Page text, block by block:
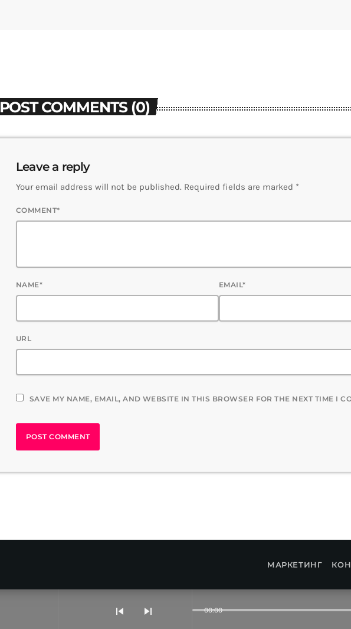
skip_previous skip_next 00:00
POST COMMENTS (0)
Leave a reply
Your email address will not be published. Required fields are marked *
COMMENT*
NAME* EMAIL*
URL
SAVE MY NAME, EMAIL, AND WEBSITE IN THIS BROWSER FOR THE NEXT TIME I
МАРКЕТИНГ